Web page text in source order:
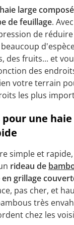
haie large
de feuillage.
de
des fruits... et
des
votre terrain
les plus
pour une
simple et
rideau de
grillage
pas cher, et
très
chez les